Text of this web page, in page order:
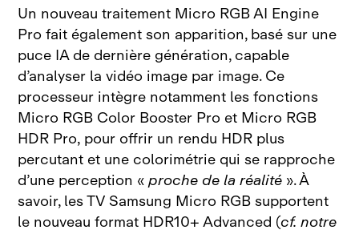
Un nouveau traitement Micro RGB AI Engine
Pro fait également son apparition, basé sur une
puce IA de dernière génération, capable
d’analyser la vidéo image par image. Ce
processeur intègre notamment les fonctions
Micro RGB Color Booster Pro et Micro RGB
HDR Pro, pour offrir un rendu HDR plus
percutant et une colorimétrie qui se rapproche
d’une perception «proche de la réalité ». À
savoir, les TV Samsung Micro RGB supportent
le nouveau format HDR10+ Advanced (cf. notre